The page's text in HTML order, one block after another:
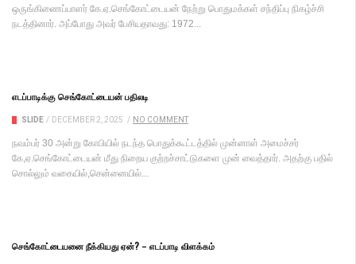
ஒருங்கிணைப்பாளர் கே.ஏ.செங்கோட்டையன் நேற்று பொதுமக்கள் சந்திப்பு நிகழ்ச்சி
நடத்தினார். அப்போது அவர் பேசியதாவது: 1972...
எடப்பாடிக்கு செங்கோட்டையன் பதிலடி
SLIDE / DECEMBER 2, 2025 / NO COMMENT
நவம்பர் 30 அன்று கோபியில் நடந்த பொதுக்கூட்டத்தில் முன்னாள் அமைச்சர்
கே,ஏ.செங்கோட்டையன் மீது நிறைய குற்றச்சாட்டுகளை முன் வைத்தார். அதற்கு பதில்
சொல்லும் வகையில்,சென்னையில்...
செங்கோட்டையனை நீக்கியது ஏன்? – எடப்பாடி விளக்கம்